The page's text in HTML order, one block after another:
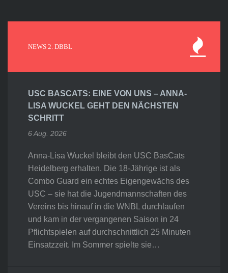
NEWS 2. DBBL
USC BASCATS: EINE VON UNS – ANNA-
LISA WUCKEL GEHT DEN NÄCHSTEN
SCHRITT
6 Aug. 2026
Anna-Lisa Wuckel bleibt den USC BasCats
Heidelberg erhalten. Die 18-Jährige ist als
Combo Guard ein echtes Eigengewächs des
USC – sie hat die Jugendmannschaften des
Vereins bis hinauf in die WNBL durchlaufen
und kam in der vergangenen Saison in 24
Pflichtspielen auf durchschnittlich 25 Minuten
Einsatzzeit. Im Sommer spielte sie…